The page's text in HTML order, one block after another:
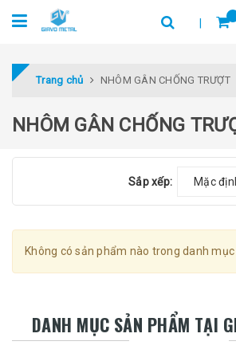
Trang chủ NHÔM GÂN CHỐNG TRƯỢT
NHÔM GÂN CHỐNG
Sắp xếp: Mặc
Không có sản phẩm nào trong danh mục
DANH MỤC SẢN PHẨM TẠI